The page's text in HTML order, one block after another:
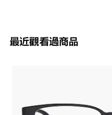
最近觀看過商品